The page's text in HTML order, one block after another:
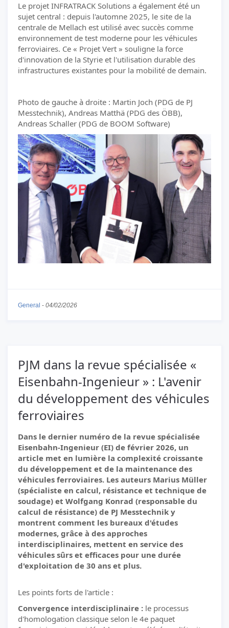
Le projet INFRATRACK Solutions a également été un
sujet central : depuis l'automne 2025, le site de la
centrale de Mellach est utilisé avec succès comme
environnement de test moderne pour les véhicules
ferroviaires. Ce « Projet Vert » souligne la force
d'innovation de la Styrie et l'utilisation durable des
infrastructures existantes pour la mobilité de demain.
Photo de gauche à droite : Martin Joch (PDG de PJ
Messtechnik), Andreas Matthä (PDG des ÖBB),
Andreas Schaller (PDG de BOOM Software)
General - 04/02/2026
PJM dans la revue spécialisée «
Eisenbahn-Ingenieur » : L'avenir
du développement des véhicules
ferroviaires
Dans le dernier numéro de la revue spécialisée
Eisenbahn-Ingenieur (EI) de février 2026, un
article met en lumière la complexité croissante
du développement et de la maintenance des
véhicules ferroviaires. Les auteurs Marius Müller
(spécialiste en calcul, résistance et technique de
soudage) et Wolfgang Konrad (responsable du
calcul de résistance) de PJ Messtechnik y
montrent comment les bureaux d'études
modernes, grâce à des approches
interdisciplinaires, mettent en service des
véhicules sûrs et efficaces pour une durée
d'exploitation de 30 ans et plus.
Les points forts de l'article :
Convergence interdisciplinaire : le processus
d'homologation classique selon le 4e paquet